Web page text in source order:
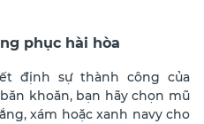
phục hài hòa
định sự thành công của
khoăn, bạn hãy chọn mũ
xám hoặc xanh navy cho